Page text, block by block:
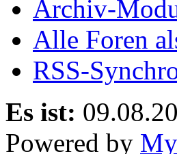
Archiv-
Alle Foren
RSS-
Es ist:
Powered by